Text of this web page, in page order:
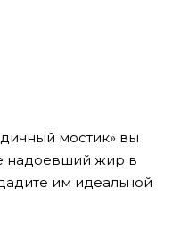
мостик» вы
надоевший жир в
им идеальной